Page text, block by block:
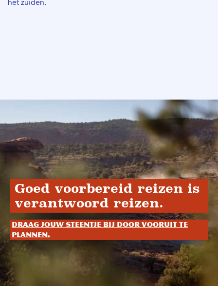
het zuiden.
Goed voorbereid reizen is
verantwoord reizen.
Draag jouw steentje bij door vooruit te
plannen.